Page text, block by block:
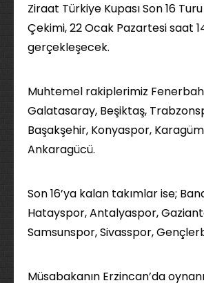
Ziraat Türkiye Kupası Son 16
Çekimi, 22 Ocak Pazartesi saat
gerçekleşecek.
Muhtemel rakiplerimiz
Galatasaray, Beşiktaş,
Başakşehir, Konyaspor,
Ankaragücü.
Son 16’ya kalan takımlar ise;
Hatayspor, Antalyaspor,
Samsunspor, Sivasspor,
Müsabakanın Erzincan’da